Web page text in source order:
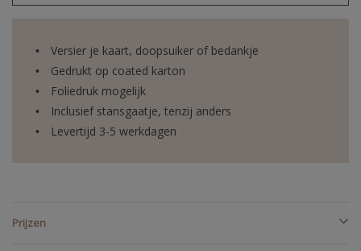
Versier je kaart, doopsuiker of bedankje
Gedrukt op coated karton
Foliedruk mogelijk
Inclusief stansgaatje, tenzij anders
Levertijd 3-5 werkdagen
Prijzen